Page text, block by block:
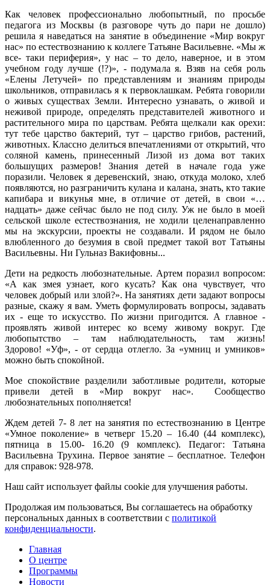
Как человек профессионально любопытный, по просьбе
педагога из Москвы (в разговоре чуть до пари не дошло)
решила я наведаться на занятие в объединение «Мир вокруг
нас» по естествознанию к коллеге Татьяне Васильевне. «Мы ж
все- таки периферия», у нас – то дело, наверное, и в этом
учебном году лучше (!?)», - подумала я. Взяв на себя роль
«Елены Летучей» по представлениям и знаниям природы
школьников, отправилась я к первоклашкам. Ребята говорили
о живых существах Земли. Интересно узнавать, о живой и
неживой природе, определять представителей животного и
растительного мира по царствам. Ребята щелкали как орехи:
тут тебе царство бактерий, тут – царство грибов, растений,
животных. Классно делиться впечатлениями от открытий, что
соляной камень, принесенный Лизой из дома вот таких
большущих размеров! Знания детей в начале года уже
поразили. Человек я деревенский, знаю, откуда молоко, хлеб
появляются, но разграничить кулана и калана, знать, кто такие
капибара и викунья мне, в отличие от детей, в свои «…
надцать» даже сейчас было не под силу. Уж не было в моей
сельской школе естествознания, не ходили целенаправленно
мы на экскурсии, проекты не создавали. И рядом не было
влюбленного до безумия в свой предмет такой вот Татьяны
Васильевны. Ни Гульназ Вакифовны...
Дети на редкость любознательные. Артем поразил вопросом:
«А как змея узнает, кого кусать? Как она чувствует, что
человек добрый или злой?». На занятиях дети задают вопросы
разные, скажу я вам. Уметь формулировать вопросы, задавать
их - еще то искусство. По жизни пригодится. А главное -
проявлять живой интерес ко всему живому вокруг. Где
любопытство – там наблюдательность, там жизнь!
Здорово! «Уф», - от сердца отлегло. За «умниц и умников»
можно быть спокойной.
Мое спокойствие разделили заботливые родители, которые
привели детей в «Мир вокруг нас». Сообщество
любознательных пополняется!
Ждем детей 7- 8 лет на занятия по естествознанию в Центре
«Умное поколение» в четверг 15.20 – 16.40 (44 комплекс),
пятница в 15.00- 16.20 (9 комплекс). Педагог: Татьяна
Васильевна Трухина. Первое занятие – бесплатное. Телефон
для справок: 928-978.
Наш сайт использует файлы cookie для улучшения работы.
Продолжая им пользоваться, Вы соглашаетесь на обработку
персональных данных в соответствии с политикой
конфиденциальности.
Главная
О центре
Программы
Новости